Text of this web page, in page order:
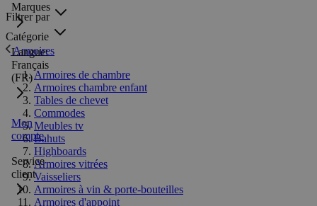
Marques
Langue:
Français
(FR)
Mon
compte
Service
client
Filtrer par
Catégorie
Armoires
Armoires de chambre
Armoires chambre enfant
Tables de chevet
Commodes
Meubles tv
Bahuts
Highboards
Armoires vitrées
Vaisseliers
Armoires à vin & porte-bouteilles
Armoires d'appoint